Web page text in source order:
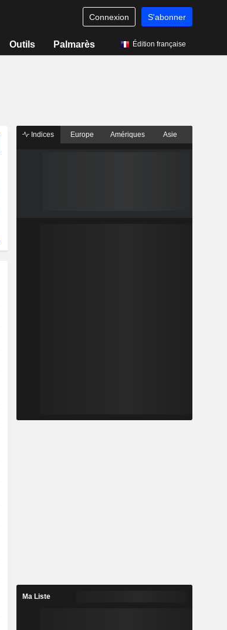
Connexion S'abonner
Outils Palmarès Édition française
Indices Europe Amériques Asie
Ma Liste